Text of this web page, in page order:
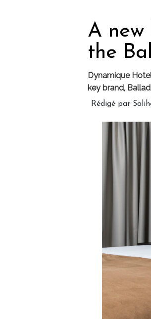
A
the
Dynamique
key brand,
Rédigé par